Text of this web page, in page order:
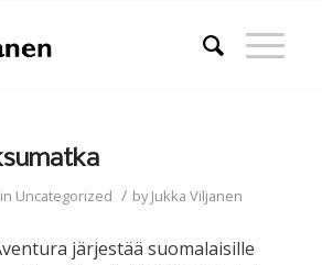
in Uncategorized / byJukka Viljanen
järjestää suomalaisille